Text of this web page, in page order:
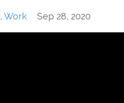
Work Sep 28, 2020